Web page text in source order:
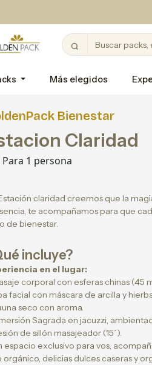
Más elegidos
Bienestar
Claridad
Para 1 persona
claridad creemos que la
te acompañamos para que
de bienestar.
incluye?
en el lugar:
corporal con esferas chinas (45
facial con máscara de arcilla y
seco con aroma.
Sagrada en jacuzzi,
de sillón masajeador (15´).
espacio exclusivo para vos,
orgánico, delicias dulces caseras y